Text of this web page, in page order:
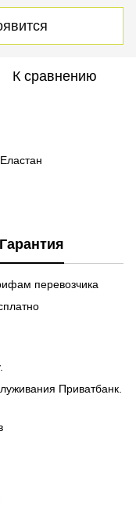
К сравнению
Гарантия
перевозчика
Приватбанк.